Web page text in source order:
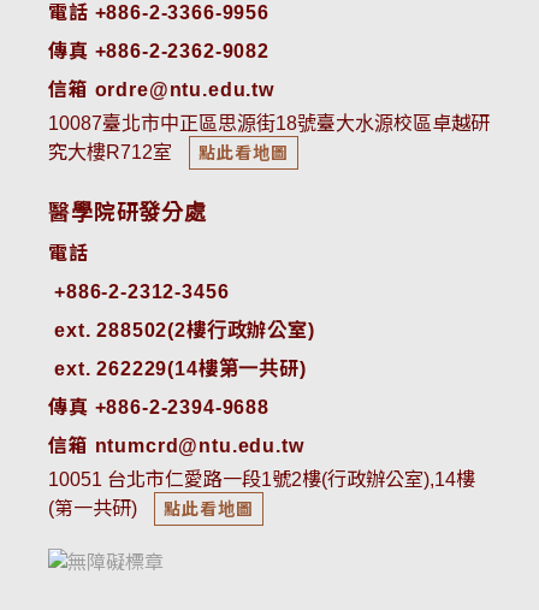
電話 +886-2-3366-9956
傳真 +886-2-2362-9082
信箱 ordre@ntu.edu.tw
10087臺北市中正區思源街18號臺大水源校區卓越研
究大樓R712室
點此看地圖
醫學院研發分處
電話
ext. 288502(2樓行政辦公室)
ext. 262229(14樓第一共研)
傳真 +886-2-2394-9688
信箱 ntumcrd@ntu.edu.tw
10051 台北市仁愛路一段1號2樓(行政辦公室),14樓
(第一共研)
點此看地圖